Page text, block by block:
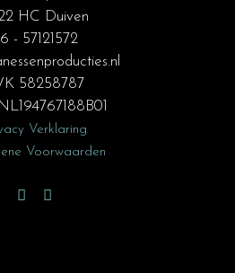
HC Duiven
- 57121572
58258787
Verklaring
Voorwaarden